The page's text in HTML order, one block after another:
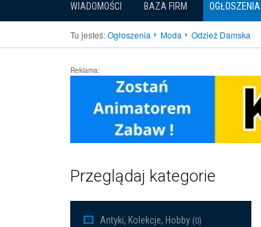
WIADOMOŚCI BAZA FIRM OGŁOSZENIA
Tu jesteś:Ogłoszenia Moda Odzież Damska
Reklama:
Przeglądaj kategorie
Antyki, Kolekcje, Hobby (0)